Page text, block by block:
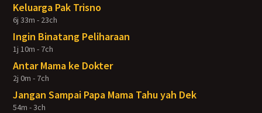
Keluarga Pak Trisno
6j 33m - 23ch
Ingin Binatang Peliharaan
1j 10m - 7ch
Antar Mama ke Dokter
2j 0m - 7ch
Jangan Sampai Papa Mama Tahu yah Dek
54m - 3ch